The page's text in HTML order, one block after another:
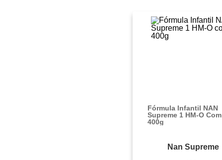
Fórmula Infantil NAN
Supreme 1 HM-O Com
400g
Nan Supreme